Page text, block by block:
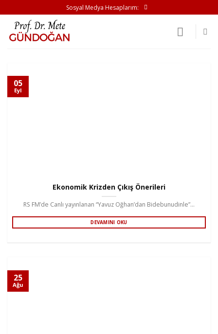
atla
Sosyal Medya Hesaplarım:
Ekonomik Krizden Çıkış Önerileri
RS FM’de Canlı yayınlanan “Yavuz Oğhan’dan Bidebunudinle”...
DEVAMINI OKU
05
Eyl
25
Ağu